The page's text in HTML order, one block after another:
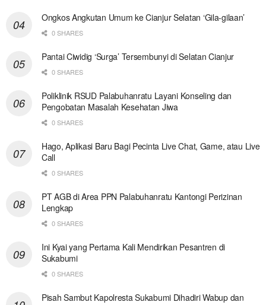
Ongkos Angkutan Umum ke Cianjur Selatan ‘Gila-gilaan’
0 SHARES
Pantai Ciwidig ‘Surga’ Tersembunyi di Selatan Cianjur
0 SHARES
Poliklinik RSUD Palabuhanratu Layani Konseling dan
Pengobatan Masalah Kesehatan Jiwa
0 SHARES
Hago, Aplikasi Baru Bagi Pecinta Live Chat, Game, atau Live
Call
0 SHARES
PT AGB di Area PPN Palabuhanratu Kantongi Perizinan
Lengkap
0 SHARES
Ini Kyai yang Pertama Kali Mendirikan Pesantren di
Sukabumi
0 SHARES
Pisah Sambut Kapolresta Sukabumi Dihadiri Wabup dan